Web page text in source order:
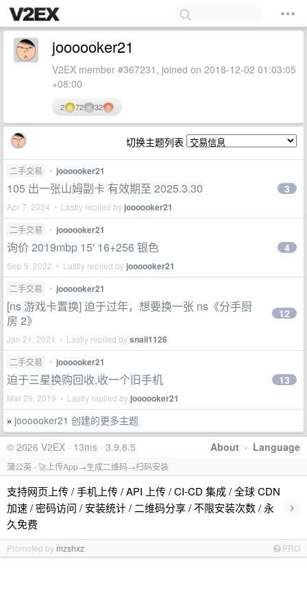
joooooker21
V2EX member #367231, joined on 2018-12-02 01:03:05
+08:00
2 72 32
切换主题列表
二手交易 • joooooker21
105 出一张山姆副卡 有效期至 2025.3.30
Apr 7, 2024 • Lastly replied by joooooker21
3
二手交易 • joooooker21
询价 2019mbp 15' 16+256 银色
Sep 9, 2022 • Lastly replied by joooooker21
4
二手交易 • joooooker21
[ns 游戏卡置换] 迫于过年，想要换一张 ns《分手厨
房 2》
Jan 21, 2021 • Lastly replied bysnail1126
12
二手交易 • joooooker21
迫于三星换购回收,收一个旧手机
Mar 29, 2019 • Lastly replied by joooooker21
13
» joooooker21 创建的更多主题
About · Language
© 2026 V2EX · 13ms · 3.9.8.5
蒲公英 - 🚀上传App→生成二维码→扫码安装
支持网页上传 / 手机上传 / API 上传 / CI-CD 集成 / 全球 CDN
加速 / 密码访问 / 安装统计 / 二维码分享 / 不限安装次数 / 永
久免费
›
Promoted by mzshxz PRO